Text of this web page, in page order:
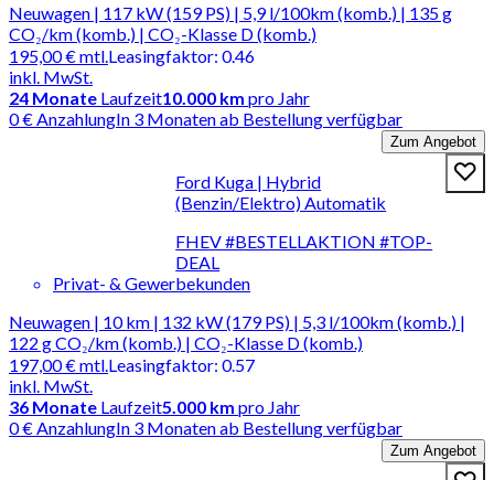
Neuwagen | 117 kW (159 PS) | 5,9 l/100km (komb.) | 135 g
CO₂/km (komb.) | CO₂-Klasse D (komb.)
195,00 €mtl.
inkl. MwSt.
Leasingfaktor: 0.46
24 Monate Laufzeit10.000 km pro Jahr
0 € AnzahlungIn 3 Monaten ab Bestellung verfügbar
Zum Angebot
Ford Kuga | Hybrid
(Benzin/Elektro) Automatik
FHEV #BESTELLAKTION #TOP-
DEAL
Privat- & Gewerbekunden
Neuwagen | 10 km | 132 kW (179 PS) | 5,3 l/100km (komb.) |
122 g CO₂/km (komb.) | CO₂-Klasse D (komb.)
197,00 €mtl.
inkl. MwSt.
Leasingfaktor: 0.57
36 Monate Laufzeit5.000 km pro Jahr
0 € AnzahlungIn 3 Monaten ab Bestellung verfügbar
Zum Angebot